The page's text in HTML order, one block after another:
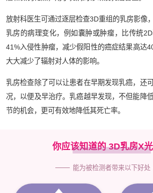
放射科医生可通过逐层检查3D重组的乳房影像
乳房的病理变化，例如囊肿或肿瘤，比传统
41%入侵性肿瘤，减少假阳性的癌症结果高达
大大减少了辐射对人体的影响。
乳房检查除了可以让患者在早期发现乳癌，还
况，以便及早治疗。乳癌越早发现，不但能降
节的机会，更可有效地降低其死亡率。
你应该知道的 3D乳房X
能为被检测者带来以下好处